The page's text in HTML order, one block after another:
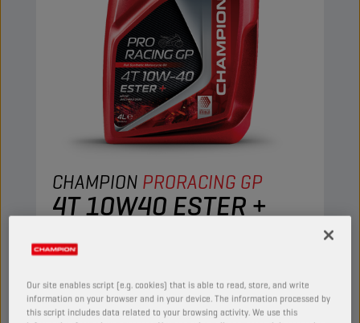
CHAMPION PRORACING GP
4T 10W40 ESTER +
adequa-se às necessidades dos motociclos de
quatro tempos mais exigentes. A sua tecnologia
Our site enables script (e.g. cookies) that is able to read, store, and write
information on your browser and in your device. The information processed by
this script includes data related to your browsing activity. We use this